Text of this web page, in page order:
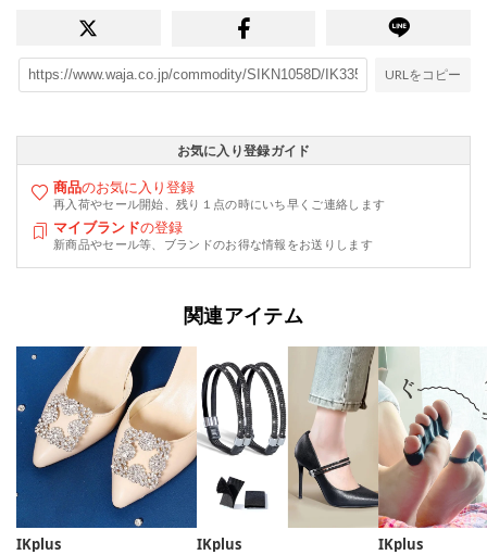
URLをコピー
お気に入り登録ガイド
商品のお気に入り登録
再入荷やセール開始、残り１点の時にいち早くご連絡します
マイブランドの登録
新商品やセール等、ブランドのお得な情報をお送りします
関連アイテム
IKplus IKplus IKplus